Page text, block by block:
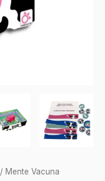
/ Mente Vacuna